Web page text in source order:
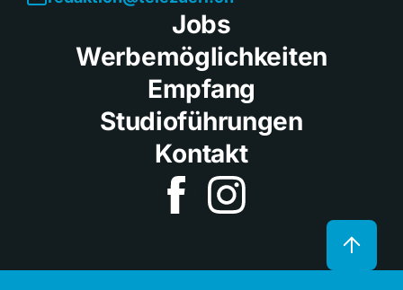
Jobs
Werbemöglichkeiten
Empfang
Studioführungen
Kontakt